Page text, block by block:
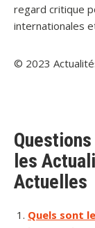
regard critique
internationales
© 2023
les
Actuelles
Quels sont